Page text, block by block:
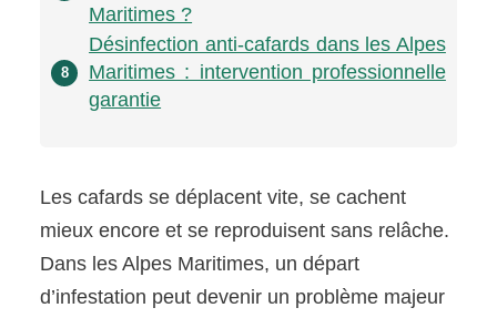
Maritimes ?
8
Désinfection anti-cafards dans les Alpes
Maritimes : intervention professionnelle
garantie
Les cafards se déplacent vite, se cachent
mieux encore et se reproduisent sans relâche.
Dans les Alpes Maritimes, un départ
d’infestation peut devenir un problème majeur